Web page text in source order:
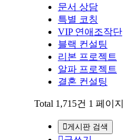
문서 상담
특별 코칭
VIP 연애조작단
블랙 컨설팅
리본 프로젝트
알파 프로젝트
결혼 컨설팅
Total 1,715건 1 페이지
게시판 검색